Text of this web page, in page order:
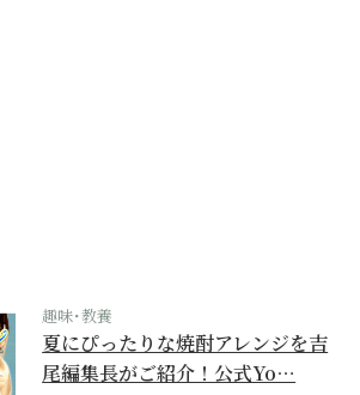
趣味･教養
夏にぴったりな焼酎アレンジを吉
尾編集長がご紹介！公式Yo…